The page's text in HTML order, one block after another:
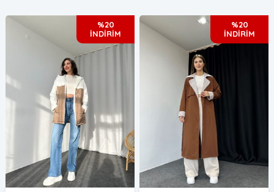
%20
İNDİRİM
%20
İNDİRİM